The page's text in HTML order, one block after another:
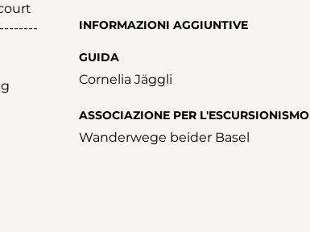
INFORMAZIONI AGGIUNTIVE
GUIDA
Cornelia Jäggli
ASSOCIAZIONE PER L'ESCURSIONISMO
Wanderwege beider Basel